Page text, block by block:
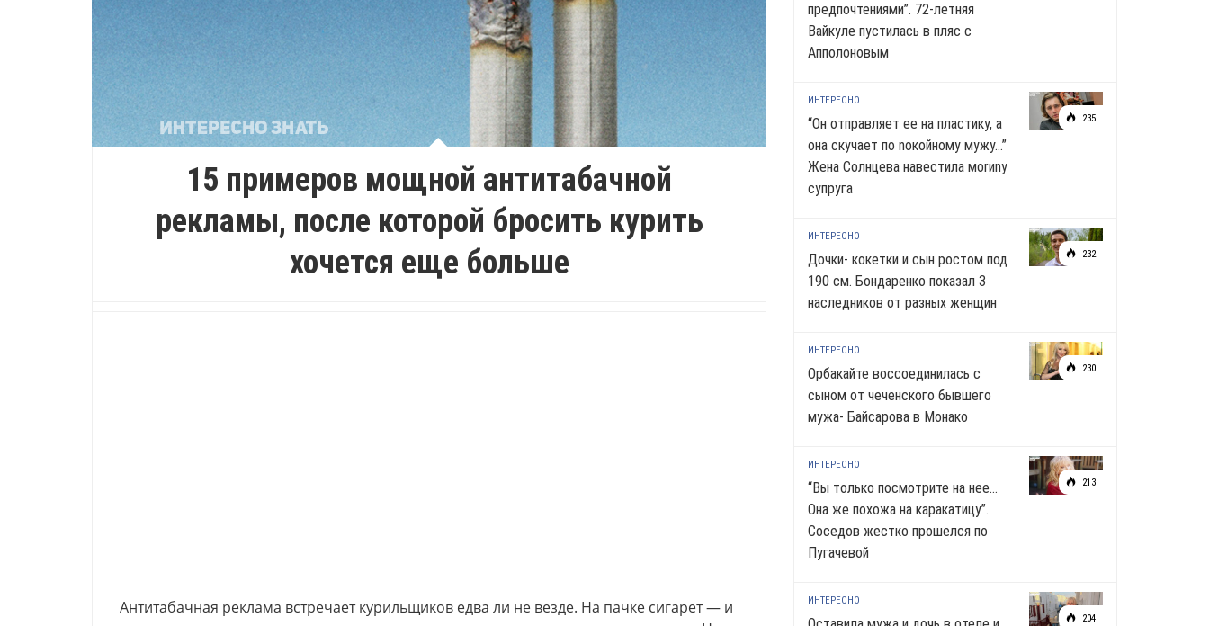
15 примеров мощной антитабачной
рекламы, после которой бросить курить
хочется еще больше
Антитабачная реклама встречает курильщиков едва ли не везде. На пачке сигарет — и
предпочтениями”. 72-летняя
Вайкуле пустилась в пляс с
Апполоновым
235
ИНТЕРЕСНО
“Он отправляет ее на пластику, а
она скучает по noкoйномy мужу…”
Жена Солнцева навестила моrиnу
супруга
232
ИНТЕРЕСНО
Дочки- кокетки и сын ростом под
190 см. Бондаренко показал 3
наследников от разных женщин
230
ИНТЕРЕСНО
Орбакайте воссоединилась с
сыном от чеченского бывшего
мужа- Байсарова в Монако
213
ИНТЕРЕСНО
“Вы только посмотрите на нее…
Она же похожа на каракатицу”.
Соседов жестко прошелся по
Пугачевой
204
ИНТЕРЕСНО